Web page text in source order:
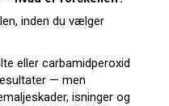
inden du vælger
eller carbamidperoxid
— men
isninger og